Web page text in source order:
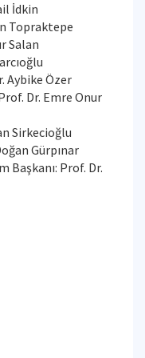
İdkin
Topraktepe
Salan
Aybike Özer
Dr. Emre Onur
Sirkecioğlu
Gürpınar
Başkanı: Prof. Dr.